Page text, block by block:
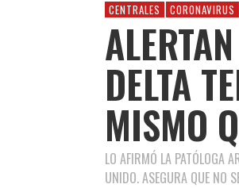
CENTRALES CORONAVIRUS
DELTA
MISMO
LO AFIRMÓ LA PATÓLOGA
UNIDO. ASEGURA QUE NO